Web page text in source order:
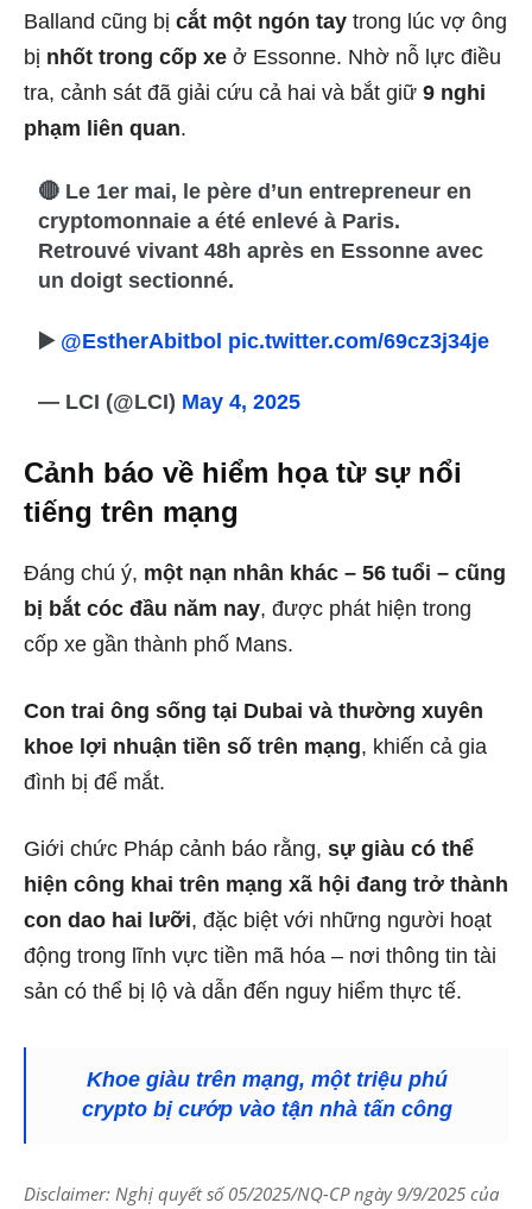
Balland cũng bị cắt một ngón tay trong lúc vợ ông
bị nhốt trong cốp xe ở Essonne. Nhờ nỗ lực điều
tra, cảnh sát đã giải cứu cả hai và bắt giữ 9 nghi
phạm liên quan.
🔴 Le 1er mai, le père d’un entrepreneur en
cryptomonnaie a été enlevé à Paris.
Retrouvé vivant 48h après en Essonne avec
un doigt sectionné.
▶️ @EstherAbitbol pic.twitter.com/69cz3j34je
— LCI (@LCI) May 4, 2025
Cảnh báo về hiểm họa từ sự nổi
tiếng trên mạng
Đáng chú ý, một nạn nhân khác – 56 tuổi – cũng
bị bắt cóc đầu năm nay, được phát hiện trong
cốp xe gần thành phố Mans.
Con trai ông sống tại Dubai và thường xuyên
khoe lợi nhuận tiền số trên mạng, khiến cả gia
đình bị để mắt.
Giới chức Pháp cảnh báo rằng, sự giàu có thể
hiện công khai trên mạng xã hội đang trở thành
con dao hai lưỡi, đặc biệt với những người hoạt
động trong lĩnh vực tiền mã hóa – nơi thông tin tài
sản có thể bị lộ và dẫn đến nguy hiểm thực tế.
Khoe giàu trên mạng, một triệu phú
crypto bị cướp vào tận nhà tấn công
Disclaimer: Nghị quyết số 05/2025/NQ-CP ngày 9/9/2025 của